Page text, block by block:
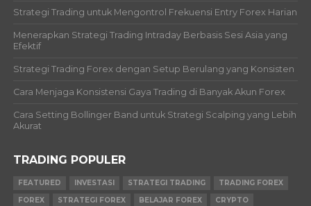
Strategi Trading untuk Mengontrol Frekuensi Entry Forex Harian
Menerapkan Strategi Trading Intraday Berbasis Sesi Asia yang
Efektif
Strategi Trading Forex dengan Setup Berulang yang Konsisten
Cara Menjaga Konsistensi Gaya Trading di Banyak Akun Forex
Cara Setting Bollinger Band untuk Strategi Scalping yang Lebih
Akurat
TRADING POPULER
FEATURED INVESTASI STRATEGI TRADING
TRADING FOREX
FOREX
STRATEGI FOREX BELAJAR FOREX
CRYPTO